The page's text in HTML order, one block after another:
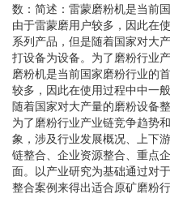
数：简述：雷蒙磨粉机是当前
由于雷蒙磨用户较多，因此在
系列产品，但是随着国家对大
打设备为设备。为了磨粉行业
磨粉机是当前国家磨粉行业的
较多，因此在使用过程中中一
随着国家对大产量的磨粉设备
为了磨粉行业产业链竞争趋势
象，涉及行业发展概况、上下
链整合、企业资源整合、重点
面。以产业研究为基础通过对
整合案例来得出适合原矿磨粉